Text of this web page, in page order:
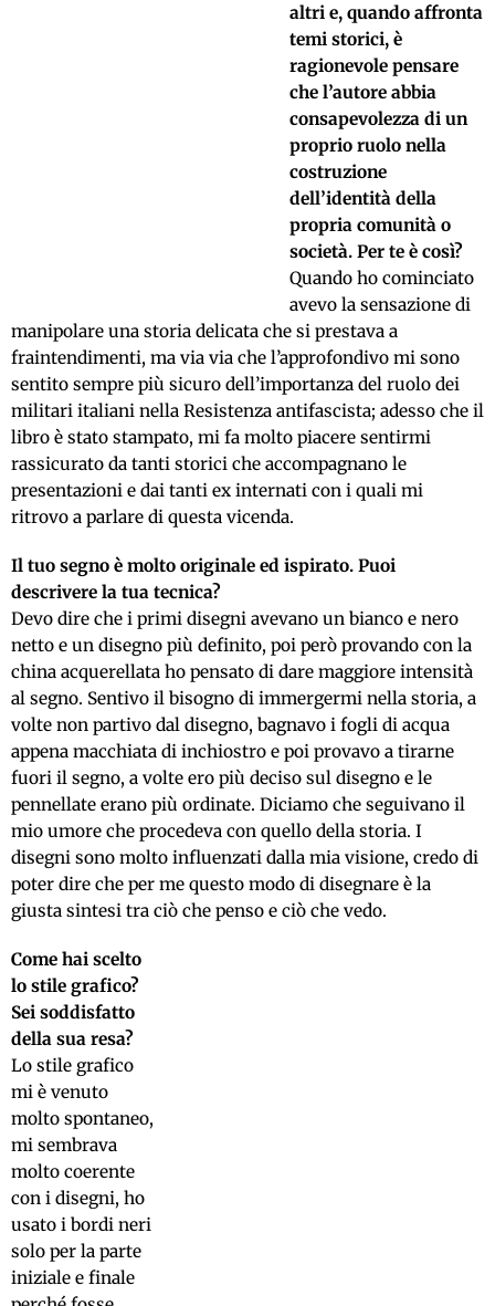
altri e, quando affronta
temi storici, è
ragionevole pensare
che l’autore abbia
consapevolezza di un
proprio ruolo nella
costruzione
dell’identità della
propria comunità o
società. Per te è così?
Quando ho cominciato
avevo la sensazione di
manipolare una storia delicata che si prestava a
fraintendimenti, ma via via che l’approfondivo mi sono
sentito sempre più sicuro dell’importanza del ruolo dei
militari italiani nella Resistenza antifascista; adesso che il
libro è stato stampato, mi fa molto piacere sentirmi
rassicurato da tanti storici che accompagnano le
presentazioni e dai tanti ex internati con i quali mi
ritrovo a parlare di questa vicenda.
Il tuo segno è molto originale ed ispirato. Puoi
descrivere la tua tecnica?
Devo dire che i primi disegni avevano un bianco e nero
netto e un disegno più definito, poi però provando con la
china acquerellata ho pensato di dare maggiore intensità
al segno. Sentivo il bisogno di immergermi nella storia, a
volte non partivo dal disegno, bagnavo i fogli di acqua
appena macchiata di inchiostro e poi provavo a tirarne
fuori il segno, a volte ero più deciso sul disegno e le
pennellate erano più ordinate. Diciamo che seguivano il
mio umore che procedeva con quello della storia. I
disegni sono molto influenzati dalla mia visione, credo di
poter dire che per me questo modo di disegnare è la
giusta sintesi tra ciò che penso e ciò che vedo.
Come hai scelto
lo stile grafico?
Sei soddisfatto
della sua resa?
Lo stile grafico
mi è venuto
molto spontaneo,
mi sembrava
molto coerente
con i disegni, ho
usato i bordi neri
solo per la parte
iniziale e finale